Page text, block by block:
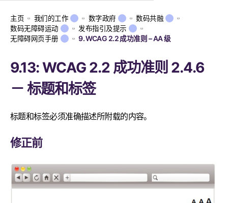
主页 我们的工作 数字政府
数码共融
数码无障碍运动
发布指引及提示
无障碍网页手册
9. WCAG 2.2 成功准则 – AA 级
9.13: WCAG 2.2 成功准则 2.4.6
－ 标题和标签
标题和标签必须准确描述所附载的内容。
修正前